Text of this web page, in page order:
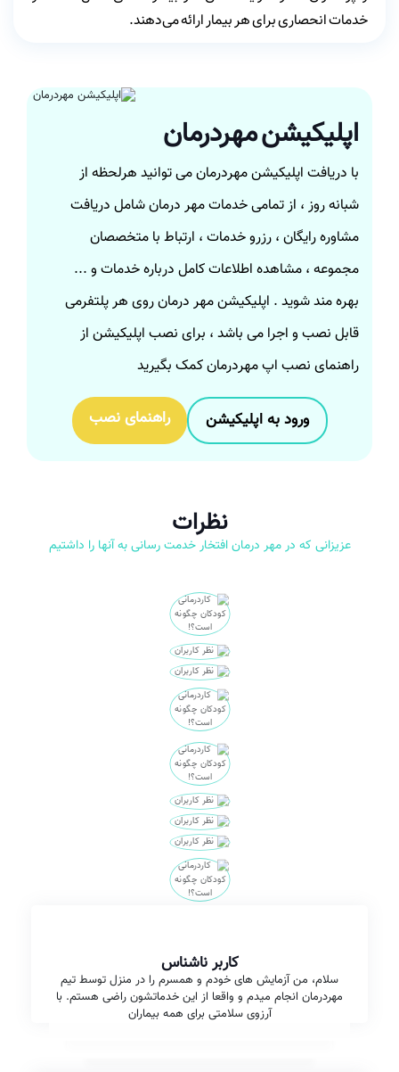
خدمات انحصاری برای هر بیمار ارائه می‌دهند.
اپلیکیشن مهردرمان
با دریافت اپلیکیشن مهردرمان می توانید هرلحظه از
شبانه روز ، از تمامی خدمات مهر درمان شامل دریافت
مشاوره رایگان ، رزرو خدمات ، ارتباط با متخصصان
مجموعه ، مشاهده اطلاعات کامل درباره خدمات و ...
بهره مند شوید . اپلیکیشن مهر درمان روی هر پلتفرمی
قابل نصب و اجرا می باشد ، برای نصب اپلیکیشن از
راهنمای نصب اپ مهردرمان کمک بگیرید
ورود به اپلیکیشن راهنمای نصب
نظرات
عزیزانی که در مهر درمان افتخار خدمت رسانی به آنها را داشتیم
کاربر ناشناس
سلام، من آزمایش های خودم و همسرم را در منزل توسط تیم
مهردرمان انجام میدم و واقعا از این خدماتشون راضی هستم. با
آرزوی سلامتی برای همه بیماران